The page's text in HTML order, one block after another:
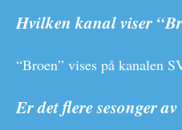
Hvilken kanal viser
“Broen” vises på kanalen
Er det flere sesonger